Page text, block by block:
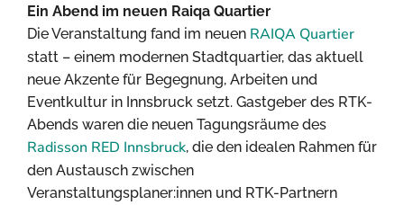
Ein Abend im neuen Raiqa Quartier
Die Veranstaltung fand im neuen RAIQA Quartier
statt – einem modernen Stadtquartier, das aktuell
neue Akzente für Begegnung, Arbeiten und
Eventkultur in Innsbruck setzt. Gastgeber des RTK-
Abends waren die neuen Tagungsräume des
Radisson RED Innsbruck, die den idealen Rahmen für
den Austausch zwischen
Veranstaltungsplaner:innen und RTK-Partnern